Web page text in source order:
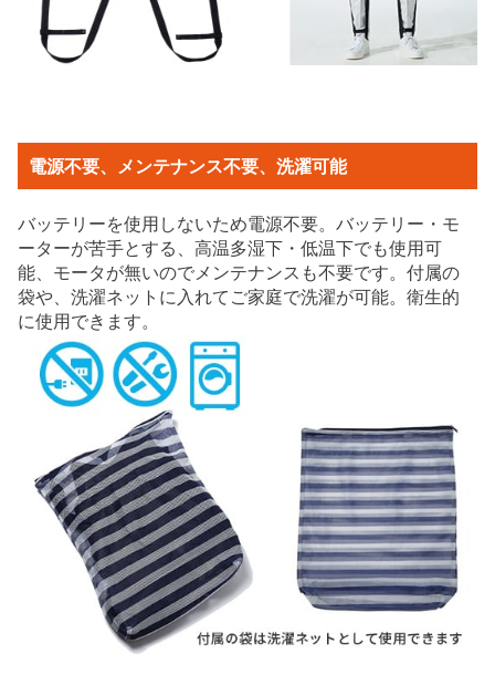
電源不要、メンテナンス不要、洗濯可能
バッテリーを使用しないため電源不要。バッテリー・モ
ーターが苦手とする、高温多湿下・低温下でも使用可
能、モータが無いのでメンテナンスも不要です。付属の
袋や、洗濯ネットに入れてご家庭で洗濯が可能。衛生的
に使用できます。